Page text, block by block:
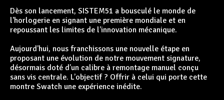
Dès son lancement, SISTEM51 a bousculé le monde de
l'horlogerie en signant une première mondiale et en
repoussant les limites de l’innovation mécanique.
Aujourd’hui, nous franchissons une nouvelle étape en
proposant une évolution de notre mouvement signature,
désormais doté d’un calibre à remontage manuel conçu
sans vis centrale. L’objectif ? Offrir à celui qui porte cette
montre Swatch une expérience inédite.